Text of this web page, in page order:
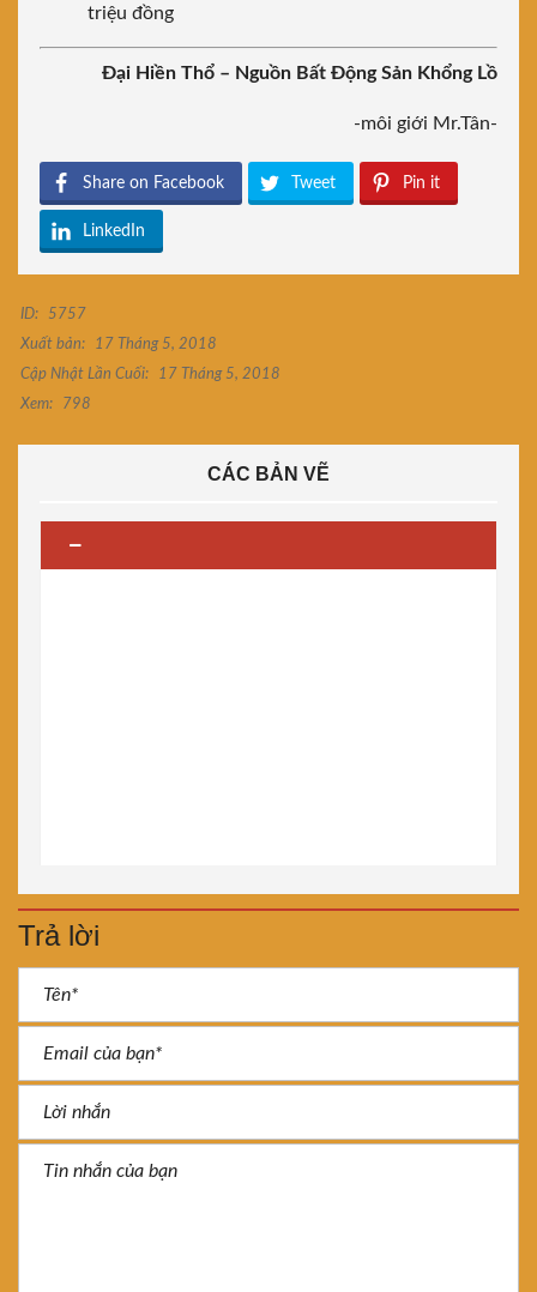
triệu đồng
Đại Hiền Thổ – Nguồn Bất Động Sản Khổng Lồ
-môi giới Mr.Tân-
Share on Facebook Tweet Pin it
LinkedIn
ID:
5757
Xuất bản:
17 Tháng 5, 2018
Cập Nhật Lần Cuối:
17 Tháng 5, 2018
Xem:
798
CÁC BẢN VẼ
Trả lời